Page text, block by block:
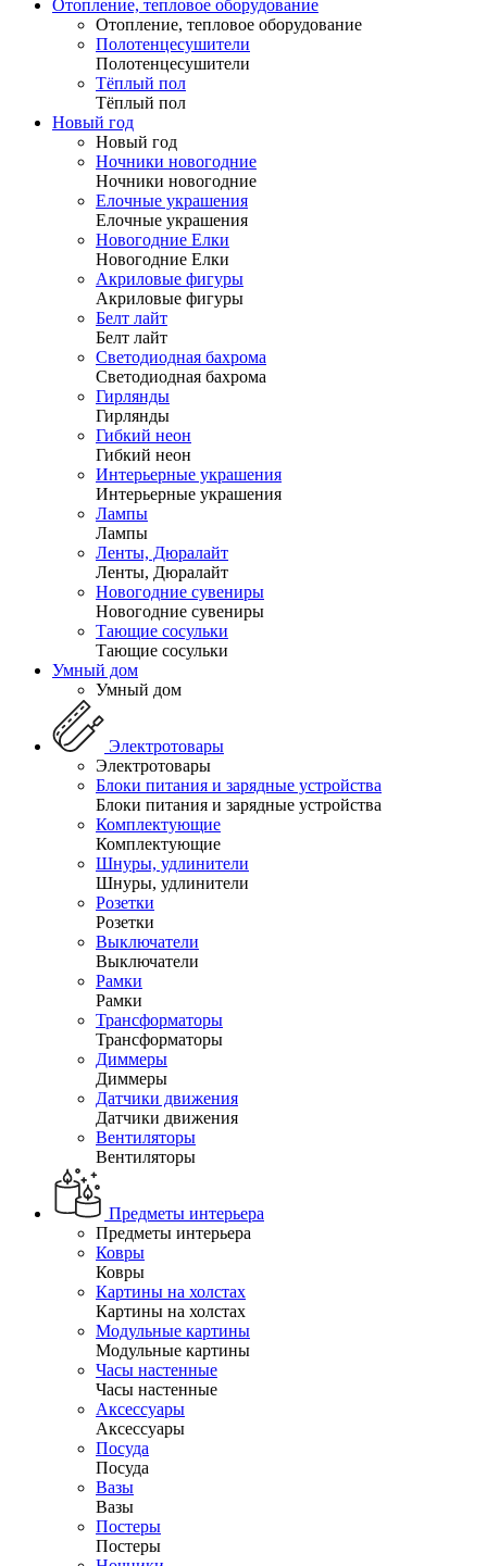
Отопление, тепловое оборудование
Отопление, тепловое оборудование
Полотенцесушители
Полотенцесушители
Тёплый пол
Тёплый пол
Новый год
Новый год
Ночники новогодние
Ночники новогодние
Елочные украшения
Елочные украшения
Новогодние Елки
Новогодние Елки
Акриловые фигуры
Акриловые фигуры
Белт лайт
Белт лайт
Светодиодная бахрома
Светодиодная бахрома
Гирлянды
Гирлянды
Гибкий неон
Гибкий неон
Интерьерные украшения
Интерьерные украшения
Лампы
Лампы
Ленты, Дюралайт
Ленты, Дюралайт
Новогодние сувениры
Новогодние сувениры
Тающие сосульки
Тающие сосульки
Умный дом
Умный дом
Электротовары
Электротовары
Блоки питания и зарядные устройства
Блоки питания и зарядные устройства
Комплектующие
Комплектующие
Шнуры, удлинители
Шнуры, удлинители
Розетки
Розетки
Выключатели
Выключатели
Рамки
Рамки
Трансформаторы
Трансформаторы
Диммеры
Диммеры
Датчики движения
Датчики движения
Вентиляторы
Вентиляторы
Предметы интерьера
Предметы интерьера
Ковры
Ковры
Картины на холстах
Картины на холстах
Модульные картины
Модульные картины
Часы настенные
Часы настенные
Аксессуары
Аксессуары
Посуда
Посуда
Вазы
Вазы
Постеры
Постеры